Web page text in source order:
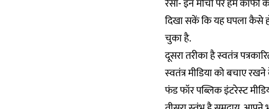
दिखा सकें कि यह घपला कैसे
चुका है.
दूसरा तरीका है स्‍वतंत्र
स्‍वतंत्र मीडिया को बचाए
फंड फॉर पब्लिक इंटरेस्‍ट